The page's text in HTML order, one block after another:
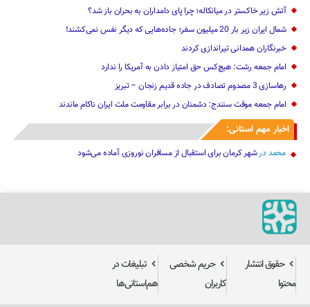
آتش زیر خاکستر در میانکاله؛ چرا پای دامداران به بحران باز شد؟
شمال ایران زیر بار 20 میلیون سفر؛ جاده‌هایی که دیگر نفس نمی‌کشند!
خبرنگاران همدانی تیراندازی کردند
امام جمعه رشت: هیچ‌کس حق امتیاز دادن به آمریکا را ندارد
رهاسازی 3 مصدوم تصادف در جاده قدیم زنجان – تبریز
امام جمعه موقت سنندج: دشمنان در برابر مقاومت ملت ایران ناکام ماندند
اخبار مهم استانی:
محمد درشهر کرمان برای استقبال از مسافران نوروزی آماده می‌شود
حقوق انتشار
محتوا
حریم شخصی
کاربران
تبلیغات در
هم‌استانی‌ها